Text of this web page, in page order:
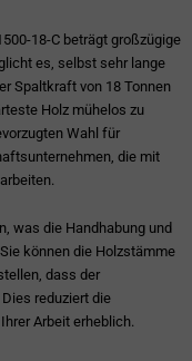
18-C beträgt großzügige
es, selbst sehr lange
Spaltkraft von 18 Tonnen
Holz mühelos zu
Wahl für
die mit
was die Handhabung und
können die Holzstämme
dass der
reduziert die
Arbeit erheblich.